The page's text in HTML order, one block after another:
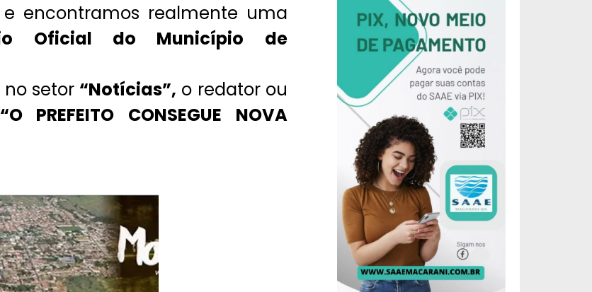
encontramos realmente uma
Oficial do Município de
setor “Notícias”, o redator ou
“O PREFEITO CONSEGUE NOVA